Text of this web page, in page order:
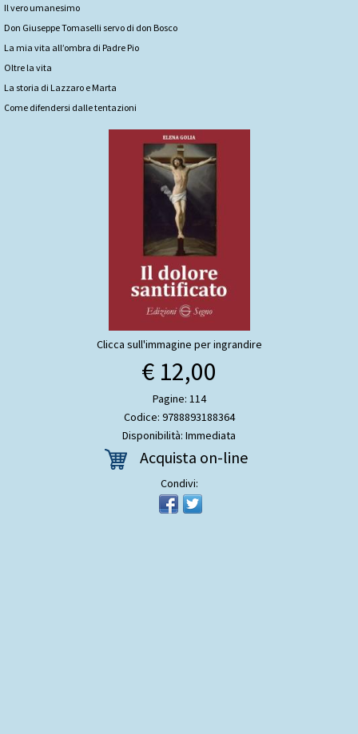
Il vero umanesimo
Don Giuseppe Tomaselli servo di don Bosco
La mia vita all’ombra di Padre Pio
Oltre la vita
La storia di Lazzaro e Marta
Come difendersi dalle tentazioni
Clicca sull'immagine per ingrandire
€ 12,00
Pagine: 114
Codice: 9788893188364
Disponibilità: Immediata
Acquista on-line
Condivi: